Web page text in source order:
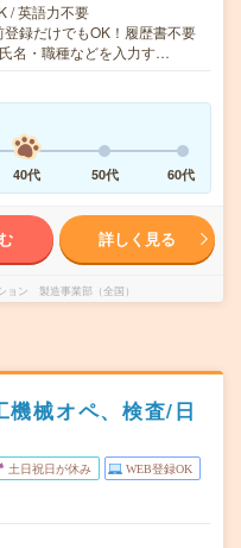
/ 英語力不要
録だけでもOK！履歴書不要
名・職種などを入力す…
40代 50代 60代
詳しく見る
ョン 製造事業部（全国）
機械オペ、検査/日
土日祝日が休み WEB登録OK